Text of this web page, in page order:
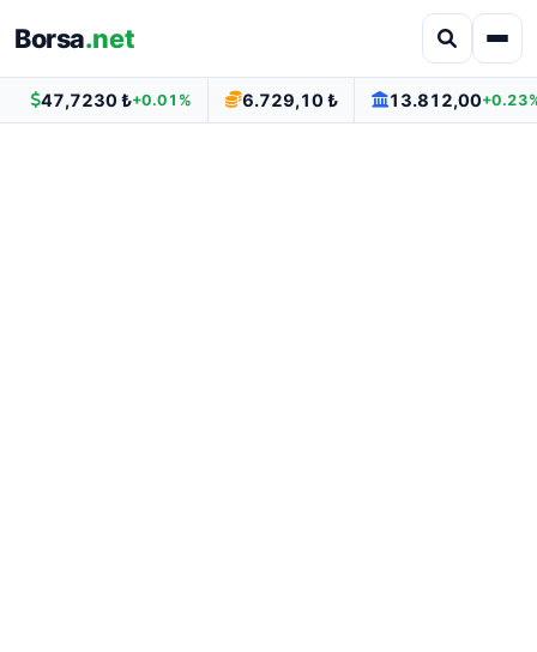
Borsa.net
47,7230 ₺+0.01% 6.729,10 ₺ 13.812,00